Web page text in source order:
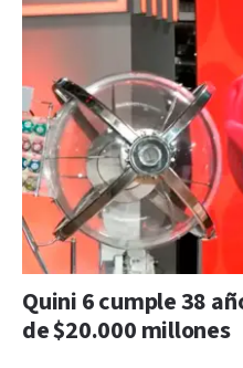
Quini 6 cumple 38
de $20.000 millones